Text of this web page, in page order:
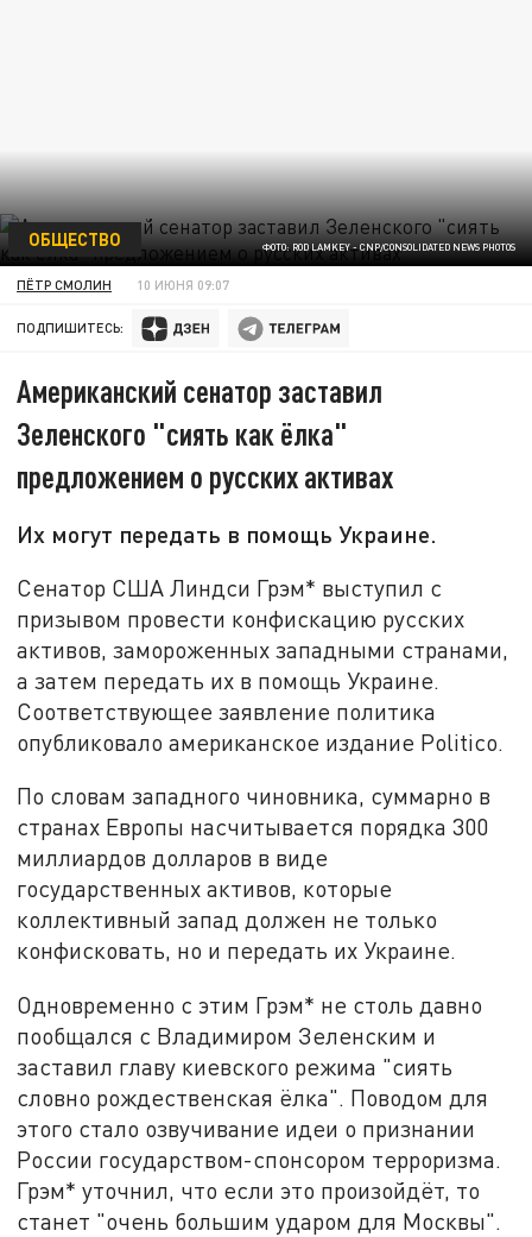
ФОТО: ROD LAMKEY - CNP/CONSOLIDATED NEWS PHOTOS
ОБЩЕСТВО
ПЁТР СМОЛИН 10 ИЮНЯ 09:07
ПОДПИШИТЕСЬ:
Американский сенатор заставил
Зеленского "сиять как ёлка"
предложением о русских активах
Их могут передать в помощь Украине.
Сенатор США Линдси Грэм* выступил с
призывом провести конфискацию русских
активов, замороженных западными странами,
а затем передать их в помощь Украине.
Соответствующее заявление политика
опубликовало американское издание Politico.
По словам западного чиновника, суммарно в
странах Европы насчитывается порядка 300
миллиардов долларов в виде
государственных активов, которые
коллективный запад должен не только
конфисковать, но и передать их Украине.
Одновременно с этим Грэм* не столь давно
пообщался с Владимиром Зеленским и
заставил главу киевского режима "сиять
словно рождественская ёлка". Поводом для
этого стало озвучивание идеи о признании
России государством-спонсором терроризма.
Грэм* уточнил, что если это произойдёт, то
станет "очень большим ударом для Москвы".